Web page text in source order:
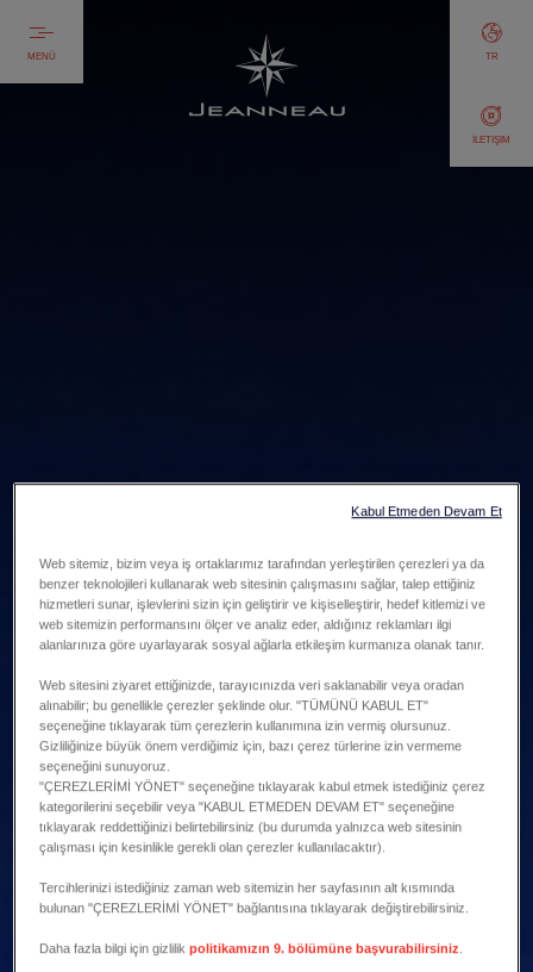
MENÜ
İLETIŞIM
TR
Web sitemiz, bizim veya iş ortaklarımız tarafından yerleştirilen çerezleri ya da
benzer teknolojileri kullanarak web sitesinin çalışmasını sağlar, talep ettiğiniz
hizmetleri sunar, işlevlerini sizin için geliştirir ve kişiselleştirir, hedef kitlemizi ve
web sitemizin performansını ölçer ve analiz eder, aldığınız reklamları ilgi
alanlarınıza göre uyarlayarak sosyal ağlarla etkileşim kurmanıza olanak tanır.
Web sitesini ziyaret ettiğinizde, tarayıcınızda veri saklanabilir veya oradan
alınabilir; bu genellikle çerezler şeklinde olur. "TÜMÜNÜ KABUL ET"
seçeneğine tıklayarak tüm çerezlerin kullanımına izin vermiş olursunuz.
Gizliliğinize büyük önem verdiğimiz için, bazı çerez türlerine izin vermeme
seçeneğini sunuyoruz.
"ÇEREZLERİMİ YÖNET" seçeneğine tıklayarak kabul etmek istediğiniz çerez
kategorilerini seçebilir veya "KABUL ETMEDEN DEVAM ET" seçeneğine
tıklayarak reddettiğinizi belirtebilirsiniz (bu durumda yalnızca web sitesinin
çalışması için kesinlikle gerekli olan çerezler kullanılacaktır).
Tercihlerinizi istediğiniz zaman web sitemizin her sayfasının alt kısmında
bulunan "ÇEREZLERİMİ YÖNET" bağlantısına tıklayarak değiştirebilirsiniz.
Daha fazla bilgi için gizlilikpolitikamızın 9. bölümüne başvurabilirsiniz.
Kabul Etmeden Devam Et